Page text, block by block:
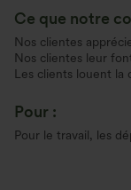
Ce que notre
Nos clientes
Nos clientes leur
Les clients louent la
Pour :
Pour le travail, les